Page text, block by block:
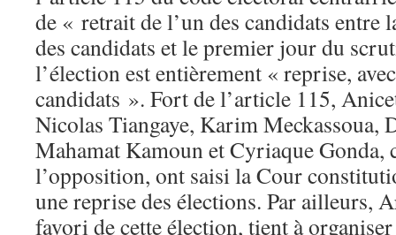
de « retrait de l’un des candidats entre
des candidats et le premier jour du
l’élection est entièrement « reprise,
candidats ». Fort de l’article 115,
Nicolas Tiangaye, Karim Meckassoua,
Mahamat Kamoun et Cyriaque Gonda,
l’opposition, ont saisi la Cour
une reprise des élections. Par ailleurs,
favori de cette élection, tient à